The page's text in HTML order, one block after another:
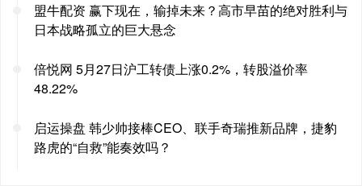
盟牛配资 赢下现在，输掉未来？高市早苗的绝对胜利与
日本战略孤立的巨大悬念
倍悦网 5月27日沪工转债上涨0.2%，转股溢价率
48.22%
启运操盘 韩少帅接棒CEO、联手奇瑞推新品牌，捷豹
路虎的“自救”能奏效吗？